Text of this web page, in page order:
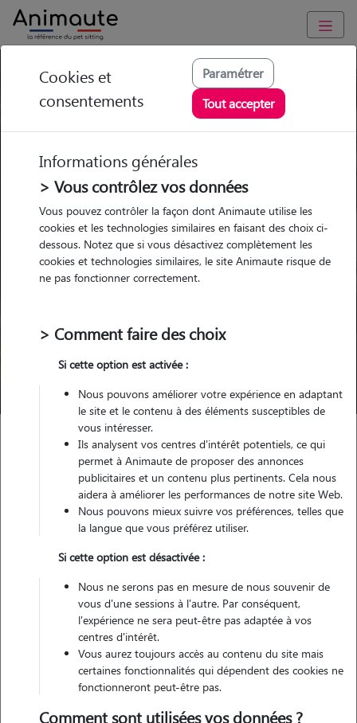
Trouvez votre gardien idéal !
Garde
chez le Pet Sitter
Garde
chez le Pet Sitter Visites
Visites
Pour quel animal ?
Trouver mon Pet Sitter
Garde animaux France
Auvergne-Rhône-Alpes
Haute-Loire
Langeac
Pas encore de petsitters disponibles
Toutes nos petsitters à Langeac
Tous les promeneurs de chiens à Langeac
Tous les cat sitters à Langeac
Tous les dog sitters à Langeac
Cookies et
consentements
Paramétrer
Tout accepter
Informations générales
> Vous contrôlez vos données
Vous pouvez contrôler la façon dont Animaute utilise les
cookies et les technologies similaires en faisant des choix ci-
dessous. Notez que si vous désactivez complètement les
cookies et technologies similaires, le site Animaute risque de
ne pas fonctionner correctement.
> Comment faire des choix
Si cette option est activée :
Nous pouvons améliorer votre expérience en adaptant
le site et le contenu à des éléments susceptibles de
vous intéresser.
Ils analysent vos centres d'intérêt potentiels, ce qui
permet à Animaute de proposer des annonces
publicitaires et un contenu plus pertinents. Cela nous
aidera à améliorer les performances de notre site Web.
Nous pouvons mieux suivre vos préférences, telles que
la langue que vous préférez utiliser.
Si cette option est désactivée :
Nous ne serons pas en mesure de nous souvenir de
vous d'une sessions à l'autre. Par conséquent,
l'expérience ne sera peut-être pas adaptée à vos
centres d'intérêt.
Vous aurez toujours accès au contenu du site mais
certaines fonctionnalités qui dépendent des cookies ne
fonctionneront peut-être pas.
Comment sont utilisées vos données ?